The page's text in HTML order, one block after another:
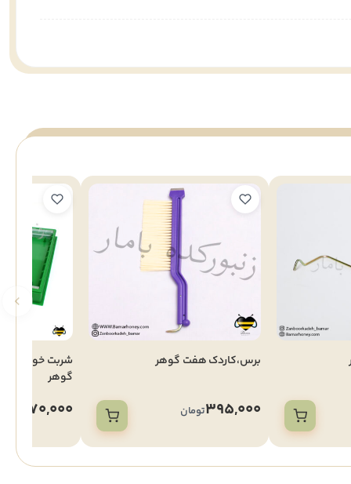
برس،کاردک هفت گوهر
395,000تومان
گوهر
870,000